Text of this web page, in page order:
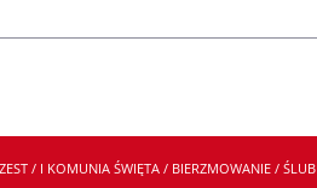
/ I KOMUNIA ŚWIĘTA / BIERZMOWANIE / ŚLUB